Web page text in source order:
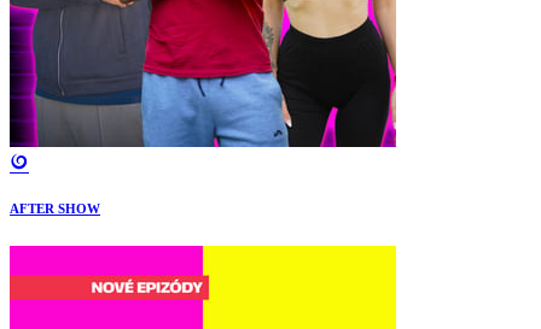
AFTER SHOW